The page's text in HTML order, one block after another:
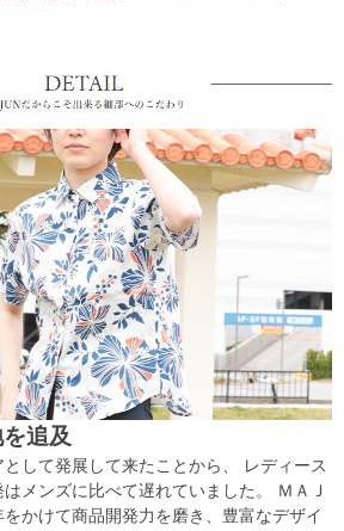
追及
して発展して来たことから、 レディース
メンズに比べて遅れていました。 ＭＡＪ
かけて商品開発力を磨き、豊富なデザイ